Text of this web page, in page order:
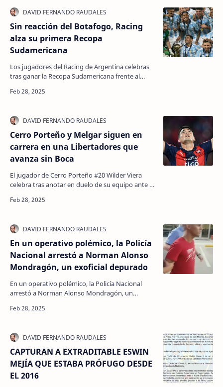
Sin reacción del Botafogo, Racing
alza su primera Recopa
Sudamericana
Los jugadores del Racing de Argentina celebras
tras ganar la Recopa Sudamericana frente al
Santos,…
Cerro Porteño y Melgar siguen en
carrera en una Libertadores que
avanza sin Boca
El jugador de Cerro Porteño #20 Wilder Viera
celebra tras anotar en duelo de su equipo ante el
febrero de …
En un operativo polémico, la Policía
Nacional arrestó a Norman Alonso
Mondragón, un exoficial depurado
En un operativo polémico, la Policía Nacional
arrestó a Norman Alonso Mondragón, un
que él denunciara …
CAPTURAN A EXTRADITABLE ESWIN
MEJÍA QUE ESTABA PRÓFUGO DESDE
EL 2016